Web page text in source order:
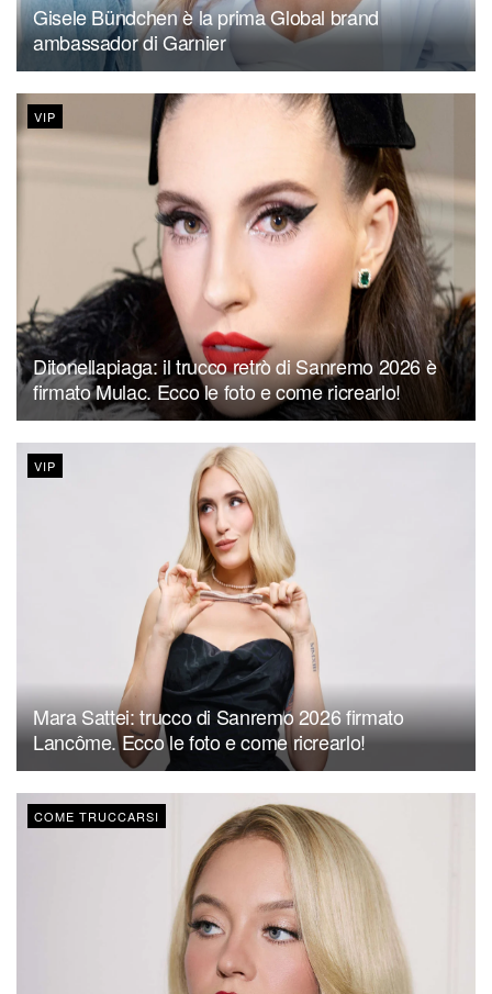
Gisele Bündchen è la prima Global brand
ambassador di Garnier
VIP
Ditonellapiaga: il trucco retrò di Sanremo 2026 è
firmato Mulac. Ecco le foto e come ricrearlo!
VIP
Mara Sattei: trucco di Sanremo 2026 firmato
Lancôme. Ecco le foto e come ricrearlo!
COME TRUCCARSI